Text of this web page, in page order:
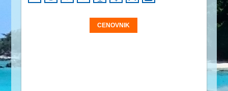
CENOVNIK